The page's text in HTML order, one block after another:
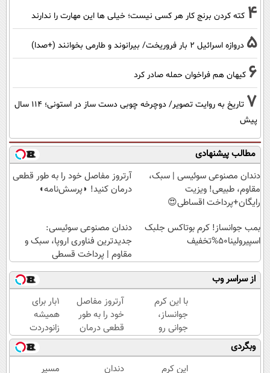
4 کته کردن برنج کار هر کسی نیست؛ خیلی ها این مهارت را ندارند
5 دروازه اسرائیل ۲ بار فروریخت/ بیرانوند و طارمی بخوانند (+صدا)
6 کیهان هم فراخوان حمله صادر کرد
7
تاریخ به روایت تصویر/ دوچرخه چوبی دست ساز در استونی؛ 114 سال
پیش
مطالب پیشنهادی
دندان مصنوعی سوئیسی | سبک،
مقاوم، طبیعی! ویزیت
رایگان+پرداخت اقساطی😍
آرتروز مفاصل خود را به طور قطعی
درمان کنید! ◗پرسش‌نامه◖
بمب جوانساز! کرم بوتاکس جلبک
اسپیرولینا50%تخفیف
دندان مصنوعی سوئیسی:
جدیدترین فناوری اروپا، سبک و
مقاوم | پرداخت قسطی
از سراسر وب
با این کرم
جوانساز،
جوانی رو
به خودت
برگردون(50%
تخفیف)
آرتروز مفاصل
خود را به طور
قطعی درمان
کنید!
◗پرسش‌نامه◖
1بار برای
همیشه
زانودردت
رودرمان کن!
(تکنولوژی
آلمان)
وبگردی
این کرم
دندان مسیر